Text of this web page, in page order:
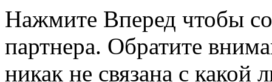
Нажмите Вперед чтобы
партнера. Обратите
никак не связана с какой